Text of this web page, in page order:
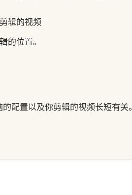
辑的视频
的位置。
配置以及你剪辑的视频长短有关。